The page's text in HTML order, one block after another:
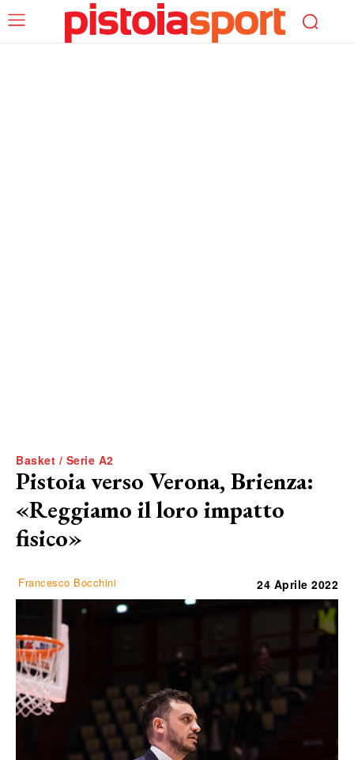
Basket / Serie A2
Pistoia verso Verona, Brienza:
«Reggiamo il loro impatto
fisico»
Francesco Bocchini 24 Aprile 2022